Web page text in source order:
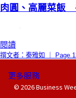
肉圓、高麗菜飯
閱讀
撰文者：秦雅如 ｜
更多服務
© 2026 Business